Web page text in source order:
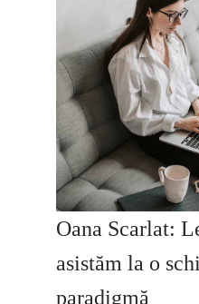
Oana Scarlat:
asistăm la o
paradigmă